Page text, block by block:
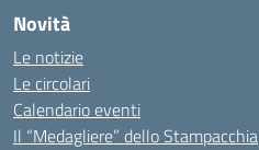
Novità
Le notizie
Le circolari
Calendario eventi
Il “Medagliere” dello Stampacchia